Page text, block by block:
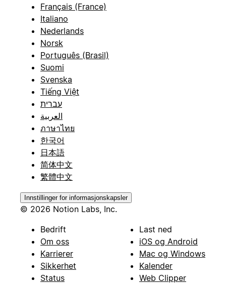
Français (France)
Italiano
Nederlands
Norsk
Português (Brasil)
Suomi
Svenska
Tiếng Việt
עברית
العربية
ภาษาไทย
한국어
日本語
简体中文
繁體中文
Innstillinger for informasjonskapsler
© 2026 Notion Labs, Inc.
Bedrift
Om oss
Karrierer
Sikkerhet
Status
Last ned
iOS og Android
Mac og Windows
Kalender
Web Clipper